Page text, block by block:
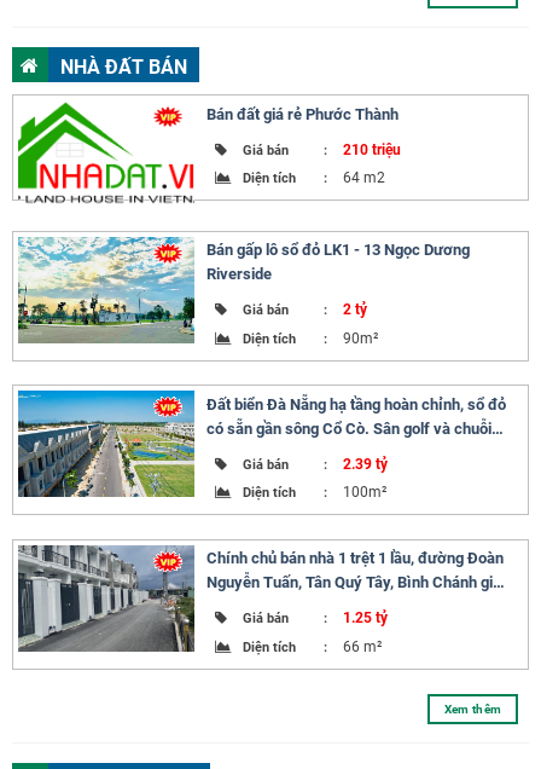
NHÀ ĐẤT BÁN
Bán đất giá rẻ Phước Thành
Giá bán : 210 triệu
Diện tích : 64 m2
Bán gấp lô sổ đỏ LK1 - 13 Ngọc Dương
Riverside
Giá bán : 2 tỷ
Diện tích : 90m²
Đất biển Đà Nẵng hạ tầng hoàn chỉnh, sổ đỏ
có sẵn gần sông Cổ Cò. Sân golf và chuỗi
Giá bán : 2.39 tỷ
Diện tích : 100m²
Chính chủ bán nhà 1 trệt 1 lầu, đường Đoàn
Nguyễn Tuấn, Tân Quý Tây, Bình Chánh giá
1.25 tỷ sổ sẵn
Giá bán : 1.25 tỷ
Diện tích : 66 m²
Xem thêm